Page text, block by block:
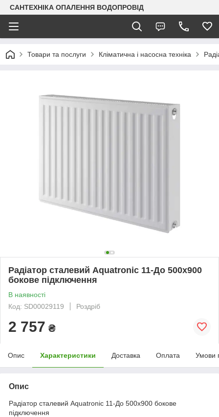
САНТЕХНІКА ОПАЛЕННЯ ВОДОПРОВІД
Товари та послуги Кліматична і насосна техніка
Радіатор сталевий Aquatronic 11-До 500х900
бокове підключення
В наявності
Код: SD00029119
Роздріб
2 757 ₴
Опис Характеристики Доставка Оплата Умови
Опис
Радіатор сталевий Aquatronic 11-До 500х900 бокове
підключення